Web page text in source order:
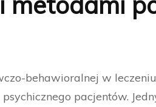
behawioralnej w
pacjentów.